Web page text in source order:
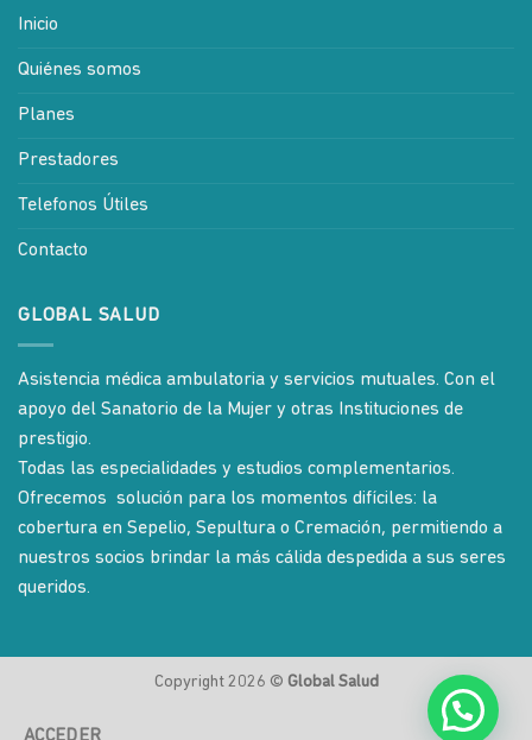
Inicio
Quiénes somos
Planes
Prestadores
Telefonos Útiles
Contacto
GLOBAL SALUD
Asistencia médica ambulatoria y servicios mutuales. Con el
apoyo del Sanatorio de la Mujer y otras Instituciones de
prestigio.
Todas las especialidades y estudios complementarios.
Ofrecemos solución para los momentos difíciles: la
cobertura en Sepelio, Sepultura o Cremación, permitiendo a
nuestros socios brindar la más cálida despedida a sus seres
queridos.
Copyright 2026 © Global Salud